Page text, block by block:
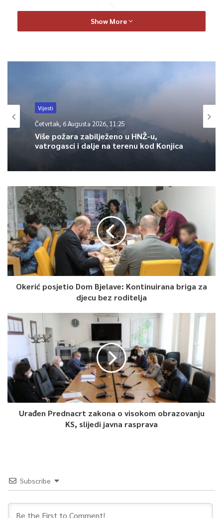
3
Article Rating
Show More
Vijesti
Četvrtak, 6 Augusta 2026, 11:25
Više požara zabilježeno u HNŽ-u,
vatrogasci i dalje na terenu kod Konjica
Okerić posjetio Dom Bjelave: Kontinuirana briga za
djecu bez roditelja
Urađen Prednacrt zakona o visokom obrazovanju
KS, slijedi javna rasprava
Subscribe